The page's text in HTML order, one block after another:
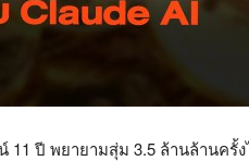
ปี พยายามสุ่ม 3.5 ล้านล้านครั้ง